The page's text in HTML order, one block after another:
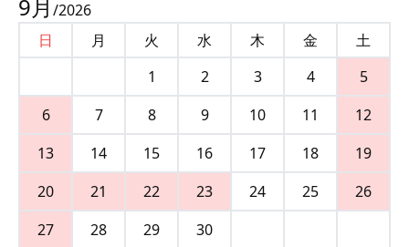
9月 /2026
日
月 火 水 木 金
土
1
2 3 4
5
6
7 8 9 10 11
12
13
14 15 16 17 18
19
20
21 22 23 24 25
26
27
28 29 30